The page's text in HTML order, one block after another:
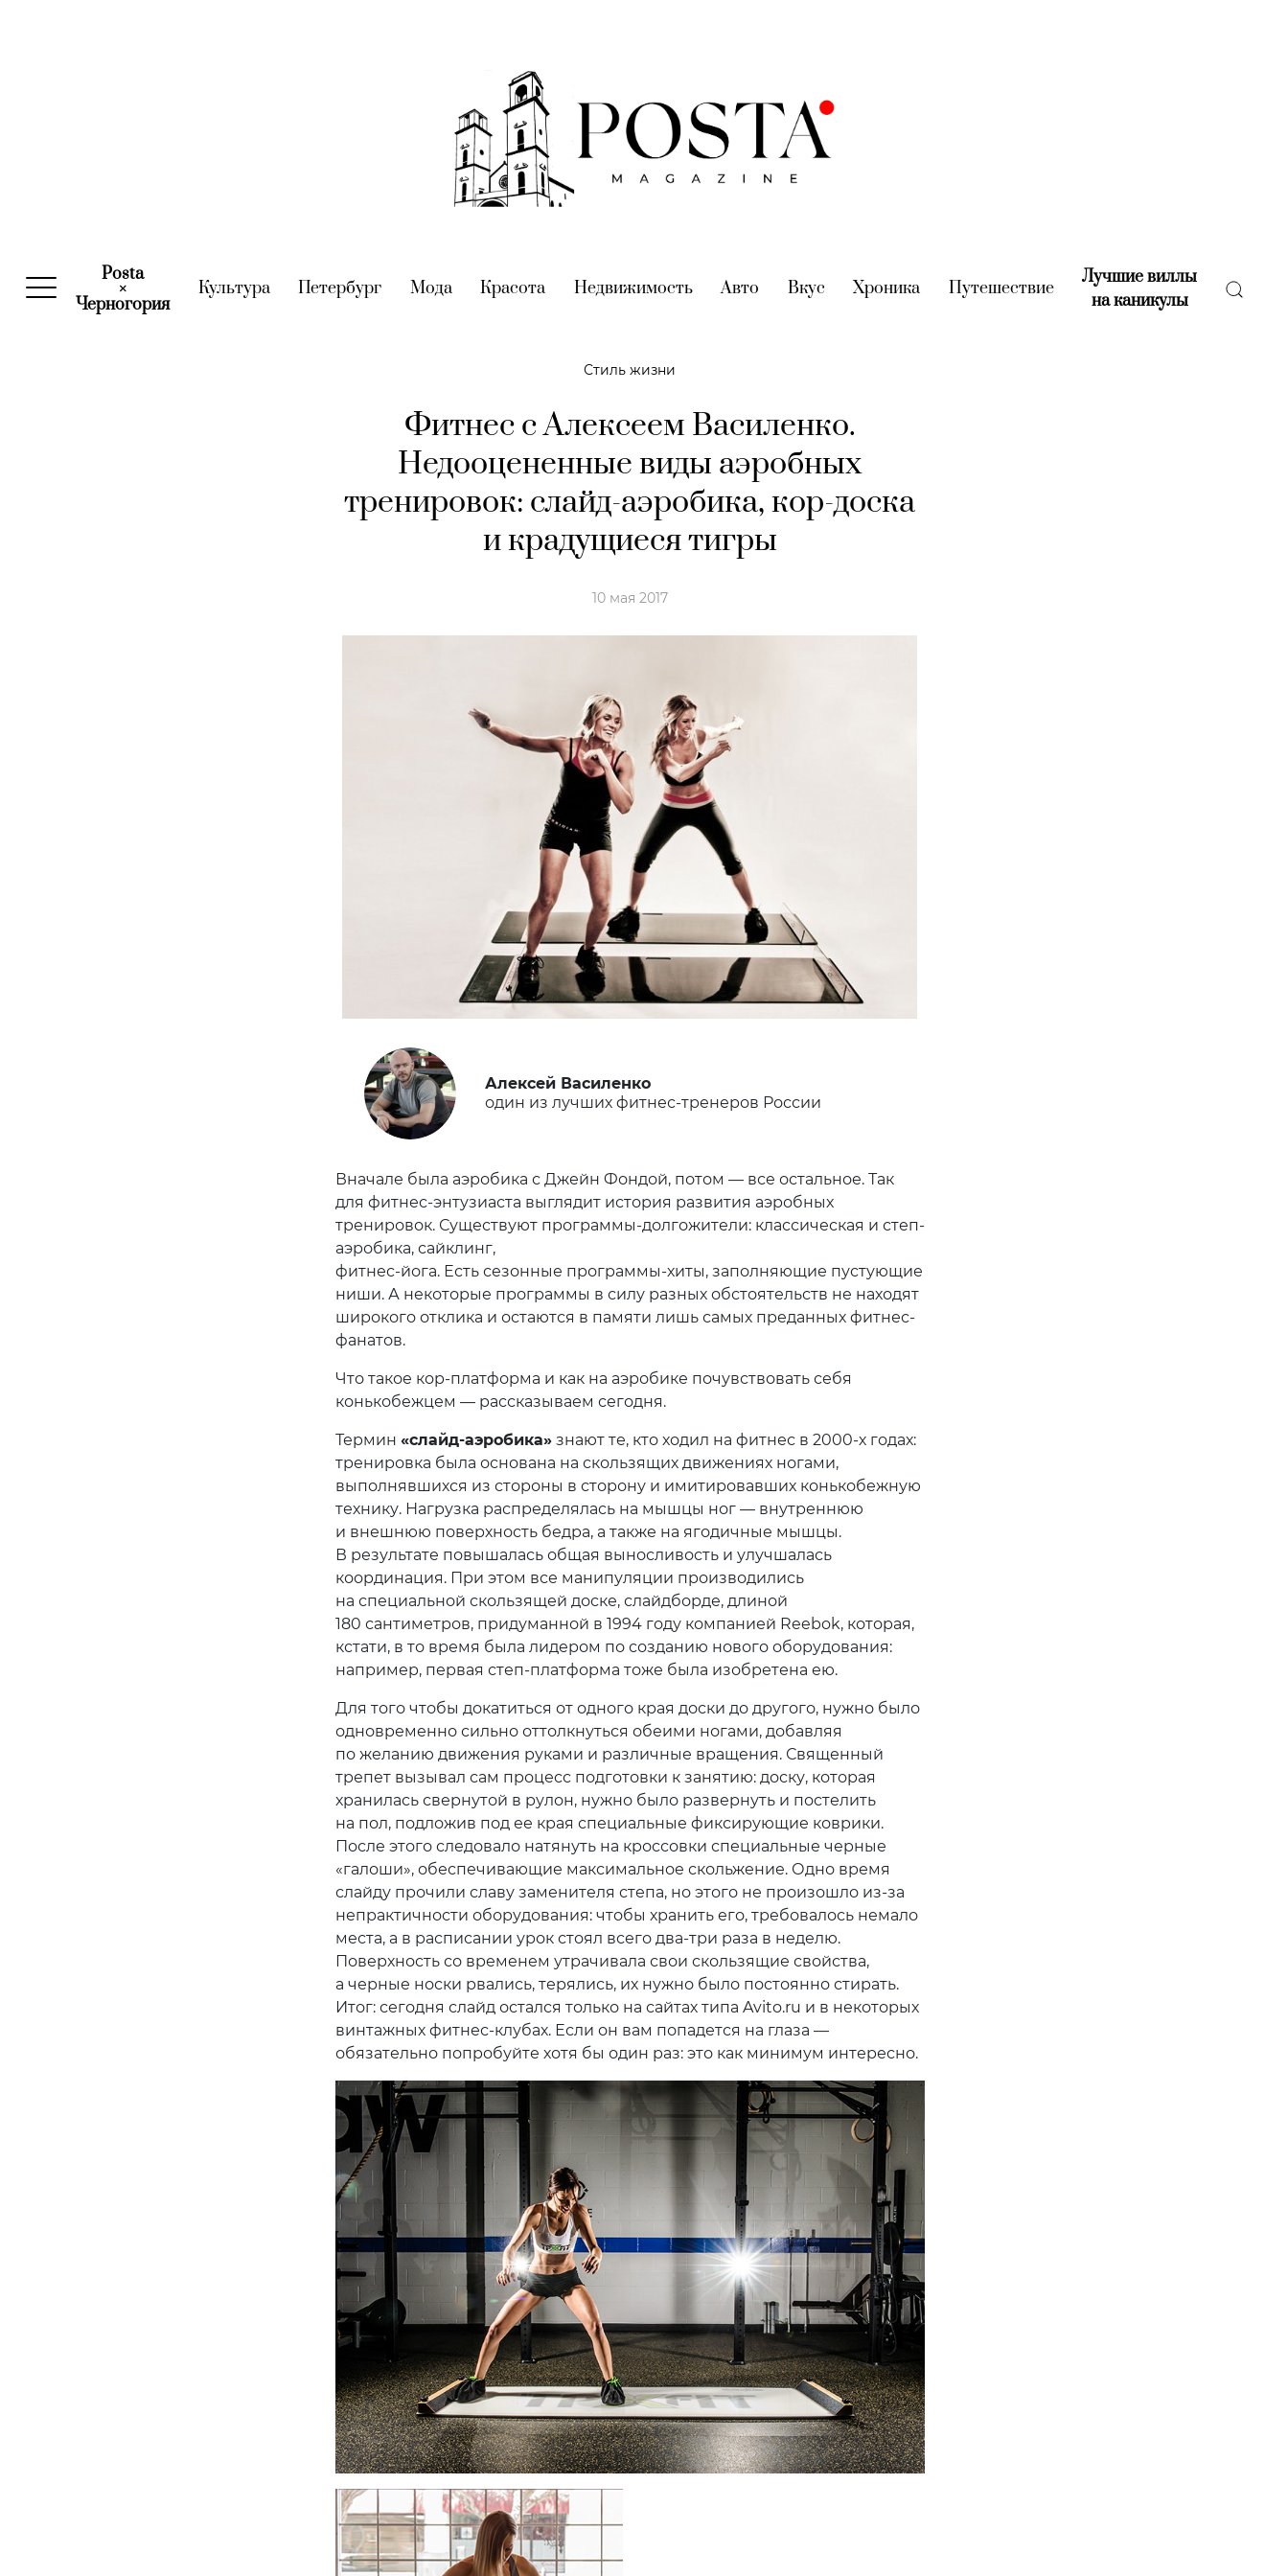
Posta
×
Черногория(current)
Культура(current)
Петербург (current)
Мода(current)
Красота (current)
Недвижимость(current)
Авто (current)
Вкус (current)
Хроника (current)
Путешествие(current)
Лучшие виллы
на каникулы(current)
Стиль жизни
Фитнес с Алексеем Василенко.
Недооцененные виды аэробных
тренировок: слайд-аэробика, кор-доска
и крадущиеся тигры
10 мая 2017
Алексей Василенко
один из лучших фитнес-тренеров России
Вначале была аэробика с Джейн Фондой, потом — все остальное. Так
для фитнес-энтузиаста выглядит история развития аэробных
тренировок. Существуют программы-долгожители: классическая и степ-
аэробика, сайклинг,
фитнес-йога. Есть сезонные программы-хиты, заполняющие пустующие
ниши. А некоторые программы в силу разных обстоятельств не находят
широкого отклика и остаются в памяти лишь самых преданных фитнес-
фанатов.
Что такое кор-платформа и как на аэробике почувствовать себя
конькобежцем — рассказываем сегодня.
Термин «слайд-аэробика»знают те, кто ходил на фитнес в 2000-х годах:
тренировка была основана на скользящих движениях ногами,
выполнявшихся из стороны в сторону и имитировавших конькобежную
технику. Нагрузка распределялась на мышцы ног — внутреннюю
и внешнюю поверхность бедра, а также на ягодичные мышцы.
В результате повышалась общая выносливость и улучшалась
координация. При этом все манипуляции производились
на специальной скользящей доске, слайдборде, длиной
180 сантиметров, придуманной в 1994 году компанией Reebok, которая,
кстати, в то время была лидером по созданию нового оборудования:
например, первая степ-платформа тоже была изобретена ею.
Для того чтобы докатиться от одного края доски до другого, нужно было
одновременно сильно оттолкнуться обеими ногами, добавляя
по желанию движения руками и различные вращения. Священный
трепет вызывал сам процесс подготовки к занятию: доску, которая
хранилась свернутой в рулон, нужно было развернуть и постелить
на пол, подложив под ее края специальные фиксирующие коврики.
После этого следовало натянуть на кроссовки специальные черные
«галоши», обеспечивающие максимальное скольжение. Одно время
слайду прочили славу заменителя степа, но этого не произошло из-за
непрактичности оборудования: чтобы хранить его, требовалось немало
места, а в расписании урок стоял всего два-три раза в неделю.
Поверхность со временем утрачивала свои скользящие свойства,
а черные носки рвались, терялись, их нужно было постоянно стирать.
Итог: сегодня слайд остался только на сайтах типа Avito.ru и в некоторых
винтажных фитнес-клубах. Если он вам попадется на глаза —
обязательно попробуйте хотя бы один раз: это как минимум интересно.